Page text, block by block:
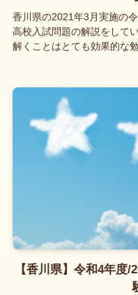
香川県の2021年3月実施の
高校入試問題の解説をして
解くことはとても効果的な
【香川県】令和4年度